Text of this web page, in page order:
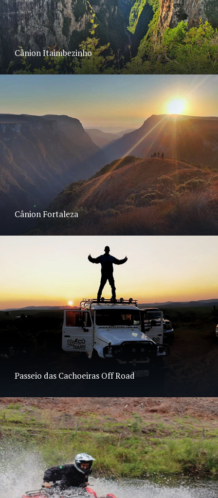
Cânion Itaimbezinho
Cânion Fortaleza
Passeio das Cachoeiras Off Road